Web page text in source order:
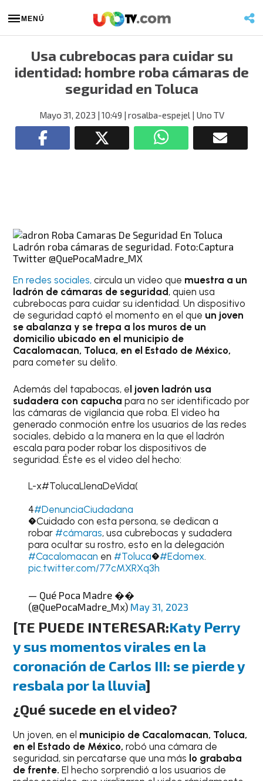
MENÚ
Usa cubrebocas para cuidar su
identidad: hombre roba cámaras de
seguridad en Toluca
Mayo 31, 2023 | 10:49 | rosalba-espejel| Uno TV
Ladrón roba cámaras de seguridad. Foto:Captura
Twitter @QuePocaMadre_MX
En redes sociales,circula un video que muestra a un
ladrón de cámaras de seguridad , quien usa
cubrebocas para cuidar su identidad. Un dispositivo
de seguridad captó el momento en el que un joven
se abalanza y se trepa a los muros de un
domicilio ubicado en el municipio de
Cacalomacan, Toluca, en el Estado de México,
para cometer su delito.
Además del tapabocas, el joven ladrón usa
sudadera con capuchapara no ser identificado por
las cámaras de vigilancia que roba. El video ha
generado conmoción entre los usuarios de las redes
sociales, debido a la manera en la que el ladrón
escala para poder robar los dispositivos de
seguridad. Éste es el video del hecho:
L-x#TolucaLlenaDeVida(
4#DenunciaCiudadana
�Cuidado con esta persona, se dedican a
robar #cámaras, usa cubrebocas y sudadera
para ocultar su rostro, esto en la delegación
#Cacalomacan en #Toluca�#Edomex.
pic.twitter.com/77cMXRXq3h
— Qué Poca Madre ��
(@QuePocaMadre_Mx) May 31, 2023
[TE PUEDE INTERESAR:Katy Perry
y sus momentos virales en la
coronación de Carlos III: se pierde y
resbala por la lluvia]
¿Qué sucede en el video?
Un joven, en el municipio de Cacalomacan, Toluca,
en el Estado de México, robó una cámara de
seguridad, sin percatarse que una más lo grababa
de frente.El hecho sorprendió a los usuarios de